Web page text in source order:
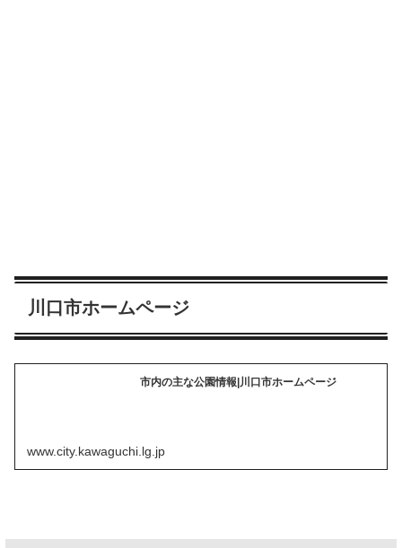
川口市ホームページ
市内の主な公園情報|川口市ホームページ
www.city.kawaguchi.lg.jp